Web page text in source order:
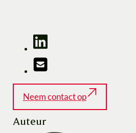
Neem contact op
Auteur